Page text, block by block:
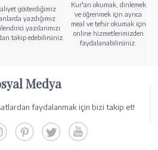
gösterdiğimiz
yazdığımız
yazılarımızı
takip edebilirsiniz.
Kur'an okumak, dinlemek
ve öğrenmek için ayrıca
meal ve tefsir okumak için
online hizmetlerimizden
faydalanabilirsiniz.
Medya
faydalanmak için bizi takip et!